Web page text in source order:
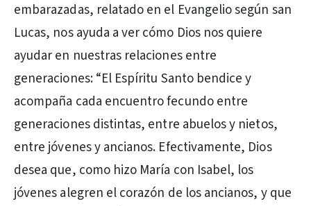
embarazadas, relatado en el Evangelio según san
Lucas, nos ayuda a ver cómo Dios nos quiere
ayudar en nuestras relaciones entre
generaciones: “El Espíritu Santo bendice y
acompaña cada encuentro fecundo entre
generaciones distintas, entre abuelos y nietos,
entre jóvenes y ancianos. Efectivamente, Dios
desea que, como hizo María con Isabel, los
jóvenes alegren el corazón de los ancianos, y que